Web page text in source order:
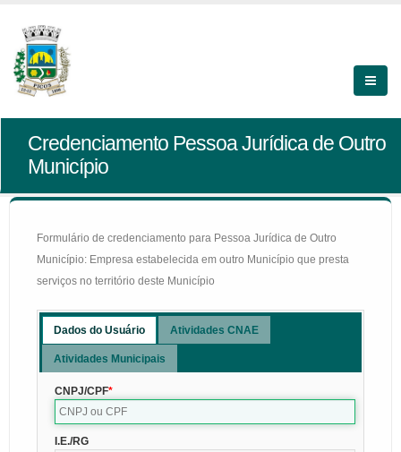
Credenciamento Pessoa Jurídica de Outro
Município
Formulário de credenciamento para Pessoa Jurídica de Outro
Município: Empresa estabelecida em outro Município que presta
serviços no território deste Município
Dados do Usuário Atividades CNAE
Atividades Municipais
CNPJ/CPF
I.E./RG